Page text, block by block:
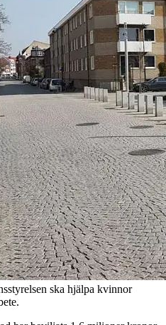
ska hjälpa kvinnor